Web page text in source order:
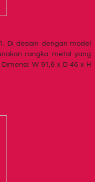
Di desain dengan model
rangka metal yang
W 91,6 x D 46 x H